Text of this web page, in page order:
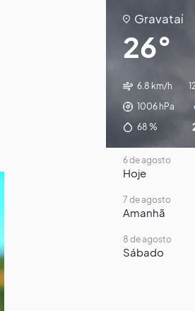
Gravataí
26°
6.8 km/h
1006 hPa
68 %
6 de agosto
Hoje
7 de agosto
Amanhã
8 de agosto
Sábado